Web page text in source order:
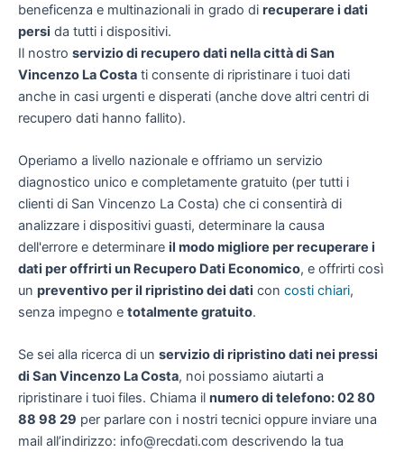
beneficenza e multinazionali in grado di recuperare i dati
persi da tutti i dispositivi.
Il nostro servizio di recupero dati nella città di San
Vincenzo La Costa ti consente di ripristinare i tuoi dati
anche in casi urgenti e disperati (anche dove altri centri di
recupero dati hanno fallito).
Operiamo a livello nazionale e offriamo un servizio
diagnostico unico e completamente gratuito (per tutti i
clienti di San Vincenzo La Costa) che ci consentirà di
analizzare i dispositivi guasti, determinare la causa
dell'errore e determinare il modo migliore per recuperare i
dati per offrirti un Recupero Dati Economico, e offrirti così
un preventivo per il ripristino dei dati con costi chiari,
senza impegno e totalmente gratuito.
Se sei alla ricerca di un servizio di ripristino dati nei pressi
di San Vincenzo La Costa, noi possiamo aiutarti a
ripristinare i tuoi files. Chiama il numero di telefono: 02 80
88 98 29 per parlare con i nostri tecnici oppure inviare una
mail all’indirizzo: info@recdati.com descrivendo la tua